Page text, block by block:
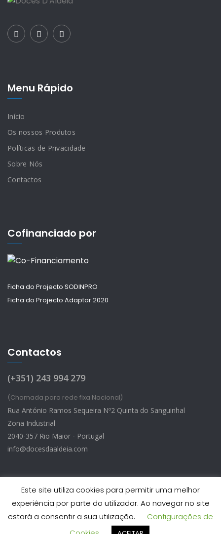
Menu Rápido
Início
Os nossos Produtos
Políticas de Privacidade
Sobre Nós
Contactos
Cofinanciado por
Ficha do Projecto SODINPRO
Ficha do Projecto Adaptar 2020
Contactos
(+351) 243 994 279
(Chamada para rede fixa Nacional)
Rua António Ramos Sequeira Nº2 Quinta do Sanguinhal
Zona Industrial
2040-357 Rio Maior - Portugal
info@docesdaaldeia.com
Doces d’Aldeia © 2026 - Todos os Direitos Reservados
Desenvolvido por StatusKnowledge
Este site utiliza cookies para permitir uma melhor
experiência por parte do utilizador. Ao navegar no site
estará a consentir a sua utilização.
Configurações de